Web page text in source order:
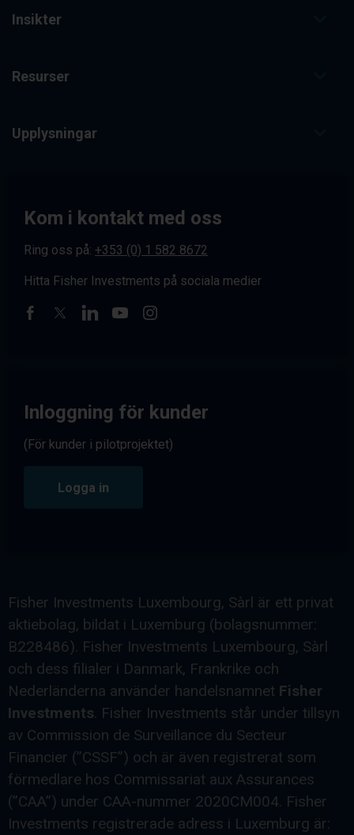
Insikter
Resurser
Upplysningar
Kom i kontakt med oss
Ring oss på: +353 (0) 1 582 8672
Hitta Fisher Investments på sociala medier
Inloggning för kunder
(För kunder i pilotprojektet)
Logga in
Fisher Investments Luxembourg, Sàrl är ett privat
aktiebolag, bildat i Luxemburg (bolagsnummer:
B228486). Fisher Investments Luxembourg, Sàrl
och dess filialer i Danmark, Frankrike och
Nederländerna använder handelsnamnet Fisher
Investments. Fisher Investments står under tillsyn
av Commission de Surveillance du Secteur
Financier (”CSSF”) och är även registrerat som
förmedlare hos Commissariat aux Assurances
(”CAA”) under CAA-nummer 2020CM004. Fisher
Investments registrerade adress i Luxemburg är: